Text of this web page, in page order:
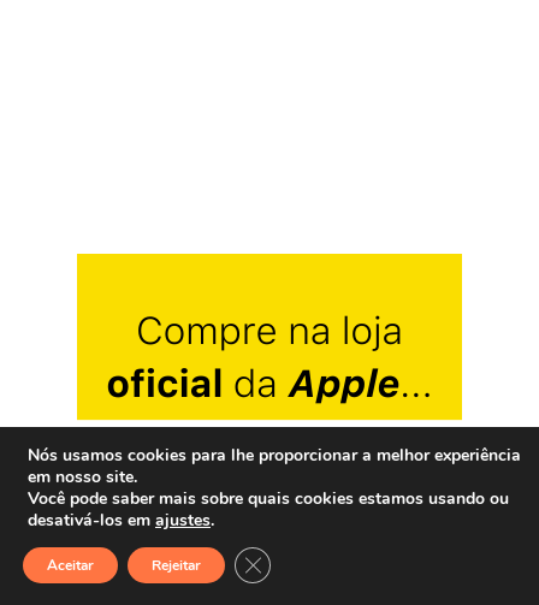
Nós usamos cookies para lhe proporcionar a melhor experiência
em nosso site.
Você pode saber mais sobre quais cookies estamos usando ou
desativá-los em ajustes.
Aceitar Rejeitar Close GDPR Cookie Banner